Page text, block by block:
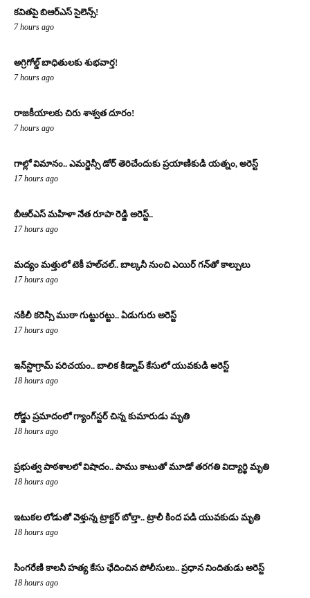
కవితపై బిఆర్ఎస్ సైలెన్స్!
7 hours ago
అగ్రిగోల్డ్ బాధితులకు శుభవార్త!
7 hours ago
రాజకీయాలకు చిరు శాశ్వత దూరం!
7 hours ago
గాల్లో విమానం.. ఎమర్జెన్సీ డోర్ తెరిచేందుకు ప్రయాణికుడి యత్నం, అరెస్ట్
17 hours ago
బీఆర్ఎస్ మహిళా నేత రూపా రెడ్డి అరెస్ట్..
17 hours ago
మద్యం మత్తులో టెకీ హల్‌చల్.. బాల్కనీ నుంచి ఎయిర్ గన్‌తో కాల్పులు
17 hours ago
నకిలీ కరెన్సీ ముఠా గుట్టురట్టు.. ఏడుగురు అరెస్ట్
17 hours ago
ఇన్‌స్టాగ్రామ్ పరిచయం.. బాలిక కిడ్నాప్ కేసులో యువకుడి అరెస్ట్
18 hours ago
రోడ్డు ప్రమాదంలో గ్యాంగ్‌స్టర్ చిన్న కుమారుడు మృతి
18 hours ago
ప్రభుత్వ పాఠశాలలో విషాదం.. పాము కాటుతో మూడో తరగతి విద్యార్థి మృతి
18 hours ago
ఇటుకల లోడుతో వెళ్తున్న ట్రాక్టర్ బోల్తా.. ట్రాలీ కింద పడి యువకుడు మృతి
18 hours ago
సింగరేణి కాలనీ హత్య కేసు ఛేదించిన పోలీసులు.. ప్రధాన నిందితుడు అరెస్ట్
18 hours ago